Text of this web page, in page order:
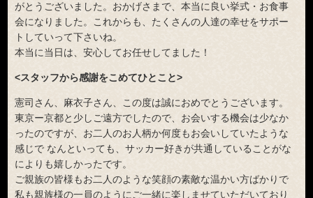
がとうございました。おかげさまで、本当に良い挙式・お食事
会になりました。これからも、たくさんの人達の幸せをサポー
トしていって下さいね。
本当に当日は、安心してお任せしてました！
<スタッフから感謝をこめてひとこと>
憲司さん、麻衣子さん、この度は誠におめでとうございます。
東京ー京都と少しご遠方でしたので、お会いする機会は少なか
ったのですが、お二人のお人柄か何度もお会いしていたような
感じで なんといっても、サッカー好きが共通していることがな
によりも嬉しかったです。
ご親族の皆様もお二人のような笑顔の素敵な温かい方ばかりで
私も親族様の一員のようにご一緒に楽しませていただいており